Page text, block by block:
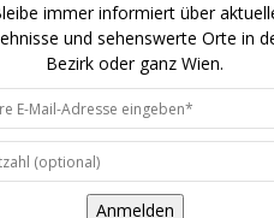
immer informiert über
und sehenswerte Orte in
Bezirk oder ganz Wien.
Anmelden